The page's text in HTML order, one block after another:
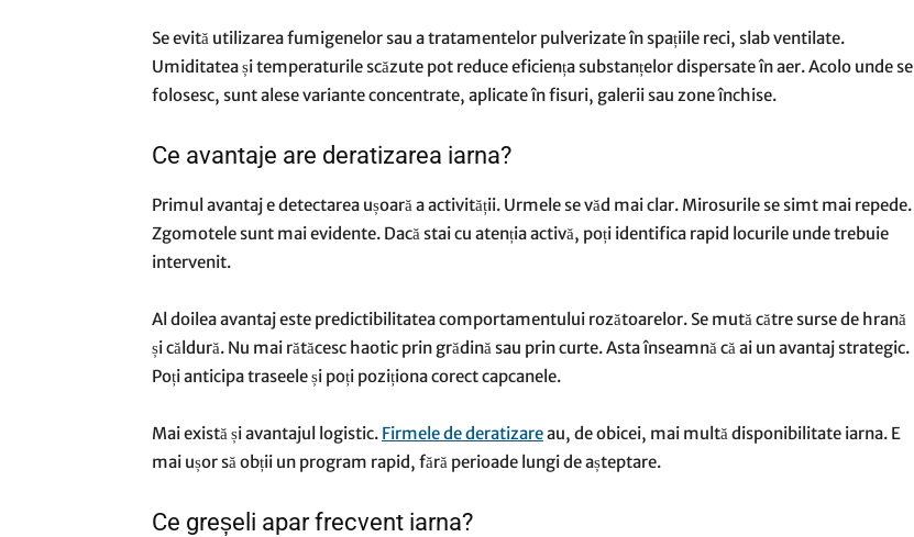
Se evită utilizarea fumigenelor sau a tratamentelor pulverizate în spațiile reci, slab ventilate.
Umiditatea și temperaturile scăzute pot reduce eficiența substanțelor dispersate în aer. Acolo unde se
folosesc, sunt alese variante concentrate, aplicate în fisuri, galerii sau zone închise.
Ce avantaje are deratizarea iarna?
Primul avantaj e detectarea ușoară a activității. Urmele se văd mai clar. Mirosurile se simt mai repede.
Zgomotele sunt mai evidente. Dacă stai cu atenția activă, poți identifica rapid locurile unde trebuie
intervenit.
Al doilea avantaj este predictibilitatea comportamentului rozătoarelor. Se mută către surse de hrană
și căldură. Nu mai rătăcesc haotic prin grădină sau prin curte. Asta înseamnă că ai un avantaj strategic.
Poți anticipa traseele și poți poziționa corect capcanele.
Mai există și avantajul logistic. Firmele de deratizareau, de obicei, mai multă disponibilitate iarna. E
mai ușor să obții un program rapid, fără perioade lungi de așteptare.
Ce greșeli apar frecvent iarna?